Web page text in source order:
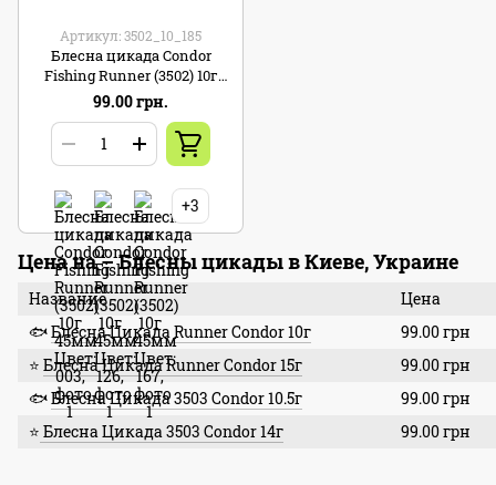
Артикул: 3502_10_185
Блесна цикада Condor
Fishing Runner (3502) 10г
45мм Цвет: 185
99.00 грн.
+3
Цена на – Блесны цикады в Киеве, Украине
Название
Цена
🐟Блесна Цикада Runner Condor 10г
99.00 грн
⭐ Блесна Цикада Runner Condor 15г
99.00 грн
🐟Блесна Цикада 3503 Condor 10.5г
99.00 грн
⭐ Блесна Цикада 3503 Condor 14г 99.00 грн